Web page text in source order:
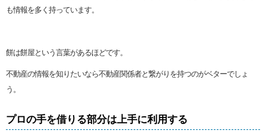
も情報を多く持っています。
餅は餅屋という言葉があるほどです。
不動産の情報を知りたいなら不動産関係者と繋がりを持つのがベターでしょ
う。
プロの手を借りる部分は上手に利用する